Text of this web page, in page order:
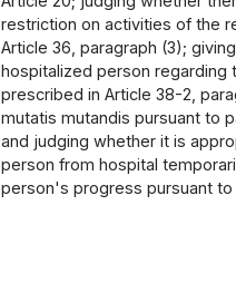
restriction on activities of the
Article 36, paragraph (3);
hospitalized person
prescribed in Article 38-2,
mutatis mutandis pursuant to
and judging whether it is
person from hospital
person's progress pursuant to